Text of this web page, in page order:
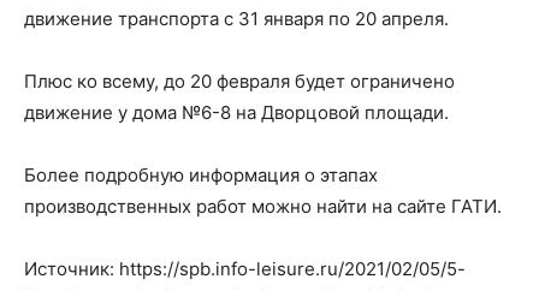
движение транспорта с 31 января по 20 апреля.
Плюс ко всему, до 20 февраля будет ограничено
движение у дома №6-8 на Дворцовой площади.
Более подробную информация о этапах
производственных работ можно найти на сайте ГАТИ.
Источник: https://spb.info-leisure.ru/2021/02/05/5-